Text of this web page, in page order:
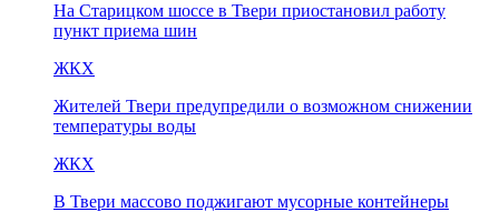
На Старицком шоссе в Твери приостановил работу
пункт приема шин
ЖКХ
Жителей Твери предупредили о возможном снижении
температуры воды
ЖКХ
В Твери массово поджигают мусорные контейнеры